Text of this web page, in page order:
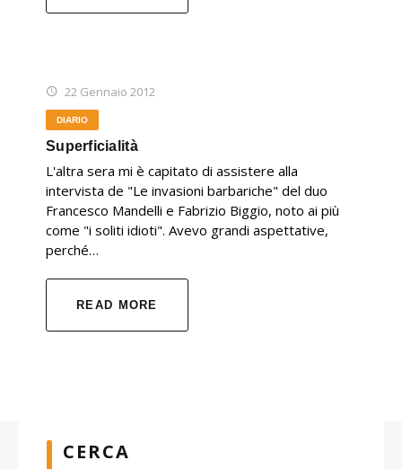
22 Gennaio 2012
DIARIO
Superficialità
L'altra sera mi è capitato di assistere alla
intervista de "Le invasioni barbariche" del duo
Francesco Mandelli e Fabrizio Biggio, noto ai più
come "i soliti idioti". Avevo grandi aspettative,
perché…
READ MORE
CERCA